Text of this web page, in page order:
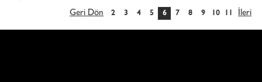
İleri
2 3 4 5 6 7 8 9 10 11
Geri Dön